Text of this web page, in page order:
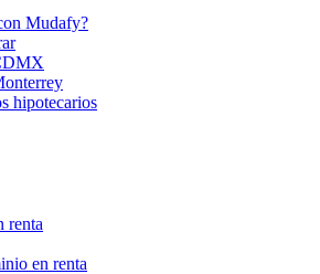
Mudafy?
hipotecarios
renta
en renta